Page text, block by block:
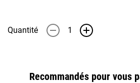
Quantité - +
Recommandés pour vous